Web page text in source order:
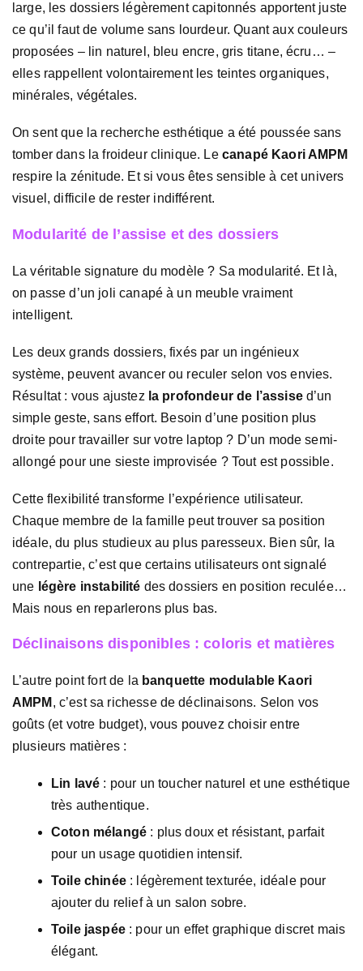
large, les dossiers légèrement capitonnés apportent juste
ce qu’il faut de volume sans lourdeur. Quant aux couleurs
proposées – lin naturel, bleu encre, gris titane, écru… –
elles rappellent volontairement les teintes organiques,
minérales, végétales.
On sent que la recherche esthétique a été poussée sans
tomber dans la froideur clinique. Le canapé Kaori AMPM
respire la zénitude. Et si vous êtes sensible à cet univers
visuel, difficile de rester indifférent.
Modularité de l’assise et des dossiers
La véritable signature du modèle ? Sa modularité. Et là,
on passe d’un joli canapé à un meuble vraiment
intelligent.
Les deux grands dossiers, fixés par un ingénieux
système, peuvent avancer ou reculer selon vos envies.
Résultat : vous ajustez la profondeur de l’assised’un
simple geste, sans effort. Besoin d’une position plus
droite pour travailler sur votre laptop ? D’un mode semi-
allongé pour une sieste improvisée ? Tout est possible.
Cette flexibilité transforme l’expérience utilisateur.
Chaque membre de la famille peut trouver sa position
idéale, du plus studieux au plus paresseux. Bien sûr, la
contrepartie, c’est que certains utilisateurs ont signalé
une légère instabilité des dossiers en position reculée…
Mais nous en reparlerons plus bas.
Déclinaisons disponibles : coloris et matières
L’autre point fort de la banquette modulable Kaori
AMPM , c’est sa richesse de déclinaisons. Selon vos
goûts (et votre budget), vous pouvez choisir entre
plusieurs matières :
Lin lavé : pour un toucher naturel et une esthétique
très authentique.
Coton mélangé : plus doux et résistant, parfait
pour un usage quotidien intensif.
Toile chinée: légèrement texturée, idéale pour
ajouter du relief à un salon sobre.
Toile jaspée: pour un effet graphique discret mais
élégant.